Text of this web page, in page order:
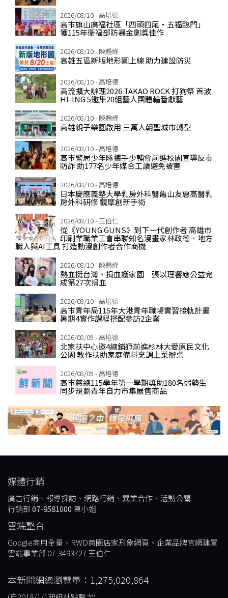
2026/08/10 - 高培德
高市旗山廣福社區「四頭四尾‧五福臨門」
獲115年衛福部防暴金劇獎佳作
2026/08/10 - 陳遍綠
高雄五區新版地形圖上線 助力建設防災
2026/08/10 - 高培德
高流擴大辦理2026 TAKAO ROCK 打狗祭 首波
HI-ING 5邀集20組藝人團體輪番獻藝
2026/08/10 - 陳遍綠
高雄親子樂園啟用 三萬人朝聖城市轉型
2026/08/10 - 高培德
高市警局少年隊攜手少輔會前進校園宣導反毒
防詐 助177名少年媒合工讀避免被害
2026/08/10 - 高培德
日本慶應義塾大學乳房外科醫亀山友惠高醫乳
房外科研修 觀摩創新手術
2026/08/10 - 王伯仁
從《YOUNG GUNS》到下一代創作者 高雄巿
印刷業職業工會串聯知名漫畫家林政德、地方
職人與AI工具 打造動漫創作者合作商機
2026/08/10 - 陳遍綠
熱血挺台灣、捐血護家園 張以理響應公益完
成第27次捐血
2026/08/10 - 高培德
高市青年局115年大港青年職場實習接軌計畫
暑期4實作課程搭配參訪2企業
2026/08/09 - 高培德
北家扶中心邀4總鋪師前進杉林大愛原民文化
公園 教作扶助家庭備料烹調上菜辦桌
2026/08/09 - 高培德
高市慈總115學年第一學期獎助180名弱勢生
同步規劃青年自力市集展售商品
媒體行銷
廣告行銷、報導採訪、網路行銷、異業合作、活動公關
行銷部07-9581000 陳小姐
雲端整合
Google商用全景、RWD商圈店家形象網頁、企業品牌官網建置
雲端事業部 07-3493727 王伯仁
本新聞網總瀏覽量：1,275,020,864